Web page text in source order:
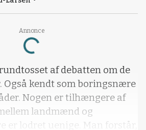
Annonce
Loading...
af debatten om de
Også kendt som boringsnære
Nogen er tilhængere af
landmænd og
er lodret uenige. Man forstår,